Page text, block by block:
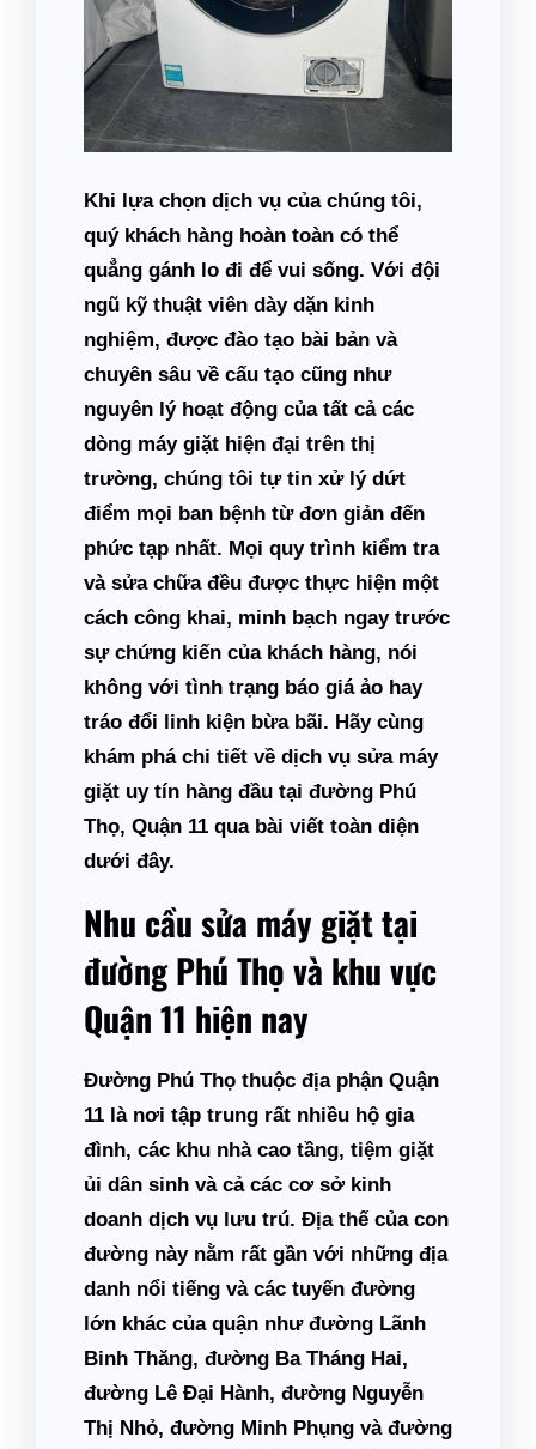
Khi lựa chọn dịch vụ của chúng tôi,
quý khách hàng hoàn toàn có thể
quẳng gánh lo đi để vui sống. Với đội
ngũ kỹ thuật viên dày dặn kinh
nghiệm, được đào tạo bài bản và
chuyên sâu về cấu tạo cũng như
nguyên lý hoạt động của tất cả các
dòng máy giặt hiện đại trên thị
trường, chúng tôi tự tin xử lý dứt
điểm mọi ban bệnh từ đơn giản đến
phức tạp nhất. Mọi quy trình kiểm tra
và sửa chữa đều được thực hiện một
cách công khai, minh bạch ngay trước
sự chứng kiến của khách hàng, nói
không với tình trạng báo giá ảo hay
tráo đổi linh kiện bừa bãi. Hãy cùng
khám phá chi tiết về dịch vụ sửa máy
giặt uy tín hàng đầu tại đường Phú
Thọ, Quận 11 qua bài viết toàn diện
dưới đây.
Nhu cầu sửa máy giặt tại
đường Phú Thọ và khu vực
Quận 11 hiện nay
Đường Phú Thọ thuộc địa phận Quận
11 là nơi tập trung rất nhiều hộ gia
đình, các khu nhà cao tầng, tiệm giặt
ủi dân sinh và cả các cơ sở kinh
doanh dịch vụ lưu trú. Địa thế của con
đường này nằm rất gần với những địa
danh nổi tiếng và các tuyến đường
lớn khác của quận như đường Lãnh
Binh Thăng, đường Ba Tháng Hai,
đường Lê Đại Hành, đường Nguyễn
Thị Nhỏ, đường Minh Phụng và đường